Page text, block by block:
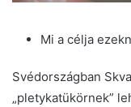
Mi a célja
Svédországban
„pletykatükörnek”